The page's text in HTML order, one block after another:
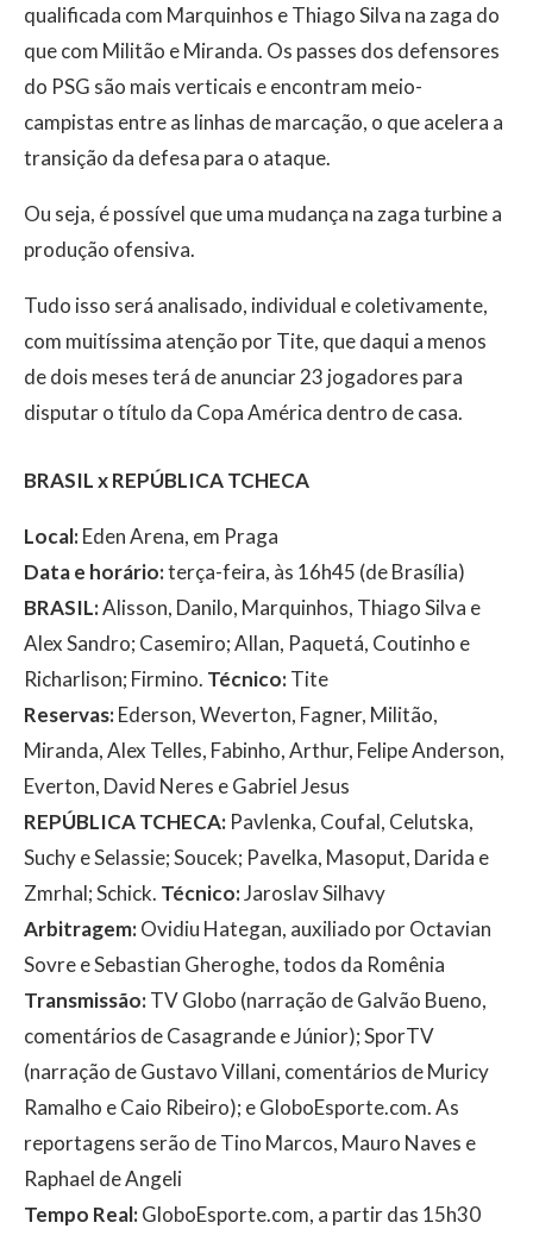
qualificada com Marquinhos e Thiago Silva na zaga do
que com Militão e Miranda. Os passes dos defensores
do PSG são mais verticais e encontram meio-
campistas entre as linhas de marcação, o que acelera a
transição da defesa para o ataque.
Ou seja, é possível que uma mudança na zaga turbine a
produção ofensiva.
Tudo isso será analisado, individual e coletivamente,
com muitíssima atenção por Tite, que daqui a menos
de dois meses terá de anunciar 23 jogadores para
disputar o título da Copa América dentro de casa.
BRASIL x REPÚBLICA TCHECA
Local:Eden Arena, em Praga
Data e horário:terça-feira, às 16h45 (de Brasília)
BRASIL:Alisson, Danilo, Marquinhos, Thiago Silva e
Alex Sandro; Casemiro; Allan, Paquetá, Coutinho e
Richarlison; Firmino. Técnico:Tite
Reservas:Ederson, Weverton, Fagner, Militão,
Miranda, Alex Telles, Fabinho, Arthur, Felipe Anderson,
Everton, David Neres e Gabriel Jesus
REPÚBLICA TCHECA: Pavlenka, Coufal, Celutska,
Suchy e Selassie; Soucek; Pavelka, Masoput, Darida e
Zmrhal; Schick. Técnico:Jaroslav Silhavy
Arbitragem:Ovidiu Hategan, auxiliado por Octavian
Sovre e Sebastian Gheroghe, todos da Romênia
Transmissão:TV Globo (narração de Galvão Bueno,
comentários de Casagrande e Júnior); SporTV
(narração de Gustavo Villani, comentários de Muricy
Ramalho e Caio Ribeiro); e GloboEsporte.com. As
reportagens serão de Tino Marcos, Mauro Naves e
Raphael de Angeli
Tempo Real:GloboEsporte.com, a partir das 15h30